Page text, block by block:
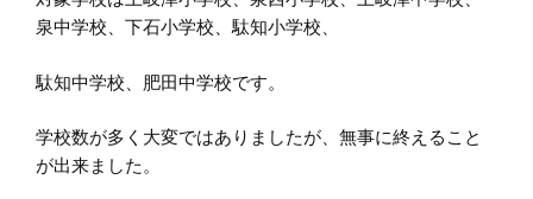
泉中学校、下石小学校、駄知小学校、
駄知中学校、肥田中学校です。
学校数が多く大変ではありましたが、無事に終えること
が出来ました。